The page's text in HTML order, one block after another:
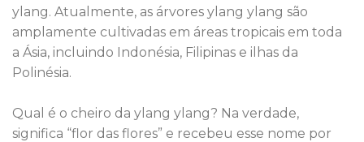
ylang. Atualmente, as árvores ylang ylang são
amplamente cultivadas em áreas tropicais em toda
a Ásia, incluindo Indonésia, Filipinas e ilhas da
Polinésia.
Qual é o cheiro da ylang ylang? Na verdade,
significa “flor das flores” e recebeu esse nome por